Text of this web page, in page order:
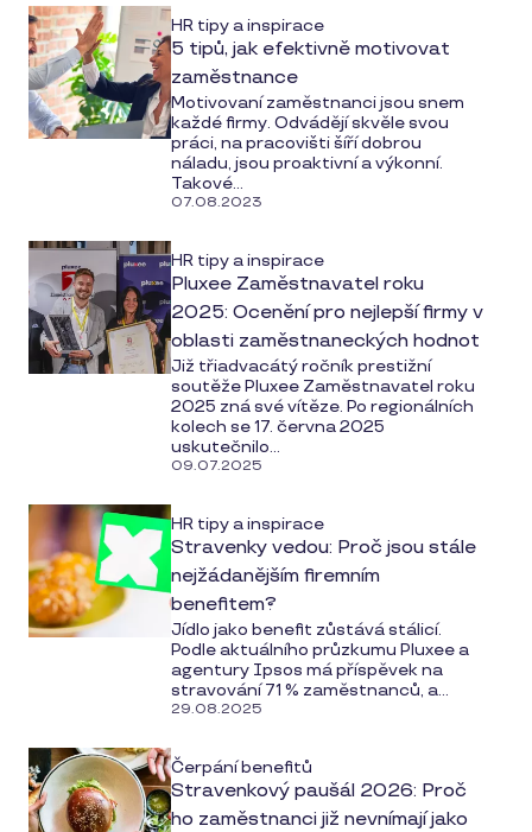
HR tipy a inspirace
5 tipů, jak efektivně motivovat
zaměstnance
Motivovaní zaměstnanci jsou snem
každé firmy. Odvádějí skvěle svou
práci, na pracovišti šíří dobrou
náladu, jsou proaktivní a výkonní.
Takové...
07.08.2023
HR tipy a inspirace
Pluxee Zaměstnavatel roku
2025: Ocenění pro nejlepší firmy v
oblasti zaměstnaneckých hodnot
Již třiadvacátý ročník prestižní
soutěže Pluxee Zaměstnavatel roku
2025 zná své vítěze. Po regionálních
kolech se 17. června 2025
uskutečnilo...
09.07.2025
HR tipy a inspirace
Stravenky vedou: Proč jsou stále
nejžádanějším firemním
benefitem?
Jídlo jako benefit zůstává stálicí.
Podle aktuálního průzkumu Pluxee a
agentury Ipsos má příspěvek na
stravování 71 % zaměstnanců, a...
29.08.2025
Čerpání benefitů
Stravenkový paušál 2026: Proč
ho zaměstnanci již nevnímají jako